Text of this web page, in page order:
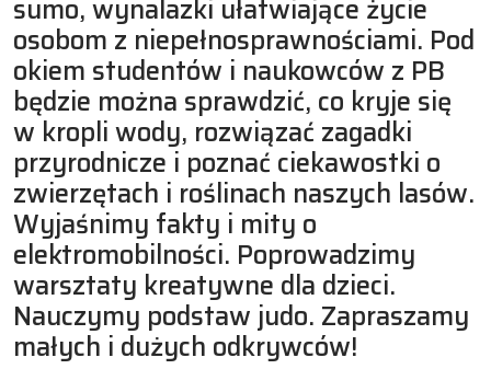
sumo, wynalazki ułatwiające życie
osobom z niepełnosprawnościami. Pod
okiem studentów i naukowców z PB
będzie można sprawdzić, co kryje się
w kropli wody, rozwiązać zagadki
przyrodnicze i poznać ciekawostki o
zwierzętach i roślinach naszych lasów.
Wyjaśnimy fakty i mity o
elektromobilności. Poprowadzimy
warsztaty kreatywne dla dzieci.
Nauczymy podstaw judo. Zapraszamy
małych i dużych odkrywców!